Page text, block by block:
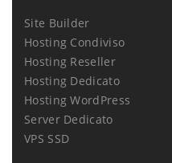
Site Builder
Hosting Condiviso
Hosting Reseller
Hosting Dedicato
Hosting WordPress
Server Dedicato
VPS SSD